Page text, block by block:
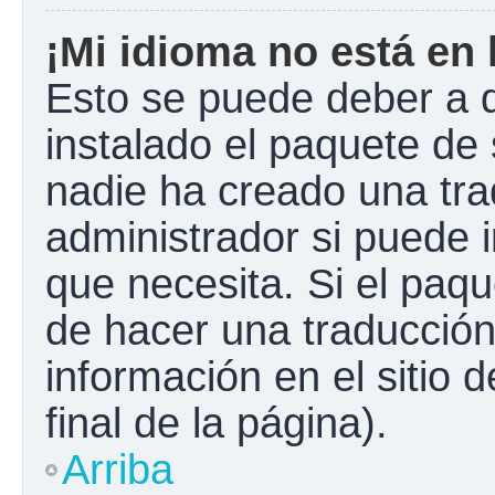
¡Mi idioma no está
Esto se puede deber a
instalado el paquete
nadie ha creado una
administrador si puede
que necesita. Si el
de hacer una
información en el sitio
final de la página).
Arriba